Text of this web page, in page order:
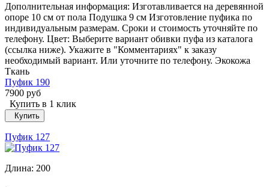
Дополнительная информация: Изготавливается на деревянной
опоре 10 см от пола Подушка 9 см Изготовление пуфика по
индивидуальным размерам. Сроки и стоимость уточняйте по
телефону. Цвет: Выберите вариант обивки пуфа из каталога
(ссылка ниже). Укажите в "Комментариях" к заказу
необходимый вариант. Или уточните по телефону. Экокожа
Ткань
Пуфик 190
7900 руб
Купить в 1 клик
Купить
Пуфик 127
Длина: 200